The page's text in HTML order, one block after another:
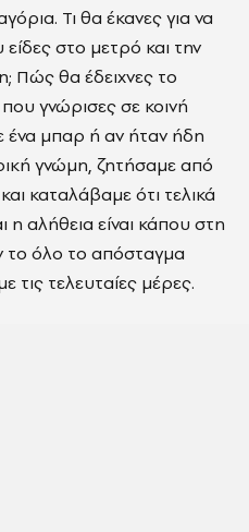
Τι θα έκανες για να
στο μετρό και την
Πώς θα έδειχνες το
γνώρισες σε κοινή
ένα μπαρ ή αν ήταν ήδη
γνώμη, ζητήσαμε από
καταλάβαμε ότι τελικά
η αλήθεια είναι κάπου στη
το όλο το απόσταγμα
τελευταίες μέρες.